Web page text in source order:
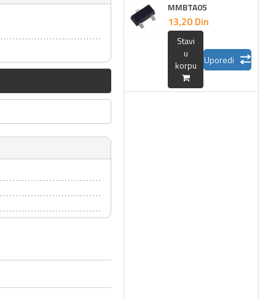
MMBTA05
13,20 Din
Stavi
u
korpu
Uporedi